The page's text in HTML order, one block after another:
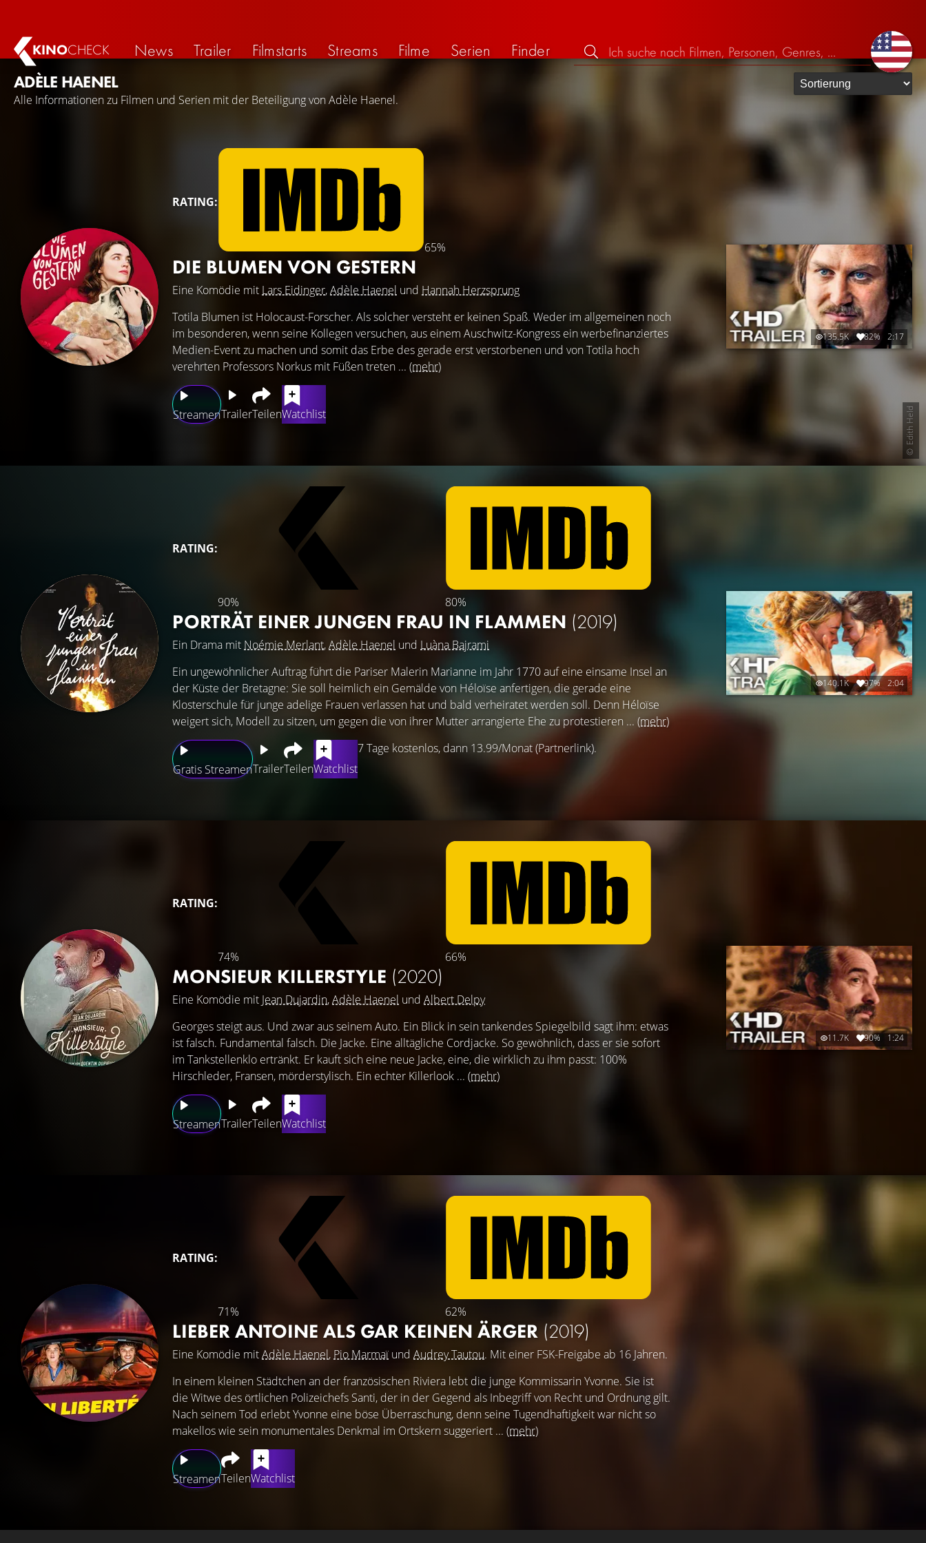
KINOCHECK News Trailer Filmstarts Streams Filme Serien
Finder
ADÈLE HAENEL
Alle Informationen zu Filmen und Serien mit der Beteiligung von Adèle Haenel.
Edith Held
RATING:
65%
DIE BLUMEN VON GESTERN
Eine Komödie mit Lars Eidinger,Adèle Haenel und Hannah Herzsprung
StreamenTrailerTeilenWatchlist
Totila Blumen ist Holocaust-Forscher. Als solcher versteht er keinen Spaß. Weder im allgemeinen noch
im besonderen, wenn seine Kollegen versuchen, aus einem Auschwitz-Kongress ein werbefinanziertes
Medien-Event zu machen und somit das Erbe des gerade erst verstorbenen und von Totila hoch
verehrten Professors Norkus mit Füßen treten ... (mehr)
135.5K 82% 2:17
RATING:
90% 80%
PORTRÄT EINER JUNGEN FRAU IN FLAMMEN (2019)
Ein Drama mit Noémie Merlant,Adèle Haenel und Luàna Bajrami
Gratis StreamenTrailerTeilenWatchlist
7 Tage kostenlos, dann 13.99/Monat (Partnerlink).
Ein ungewöhnlicher Auftrag führt die Pariser Malerin Marianne im Jahr 1770 auf eine einsame Insel an
der Küste der Bretagne: Sie soll heimlich ein Gemälde von Héloïse anfertigen, die gerade eine
Klosterschule für junge adelige Frauen verlassen hat und bald verheiratet werden soll. Denn Héloïse
weigert sich, Modell zu sitzen, um gegen die von ihrer Mutter arrangierte Ehe zu protestieren ... (mehr)
140.1K 97% 2:04
RATING:
74% 66%
MONSIEUR KILLERSTYLE (2020)
Eine Komödie mit Jean Dujardin,Adèle Haenel und Albert Delpy
StreamenTrailerTeilenWatchlist
Georges steigt aus. Und zwar aus seinem Auto. Ein Blick in sein tankendes Spiegelbild sagt ihm: etwas
ist falsch. Fundamental falsch. Die Jacke. Eine alltägliche Cordjacke. So gewöhnlich, dass er sie sofort
im Tankstellenklo ertränkt. Er kauft sich eine neue Jacke, eine, die wirklich zu ihm passt: 100%
Hirschleder, Fransen, mörderstylisch. Ein echter Killerlook ... (mehr)
11.7K 90% 1:24
RATING:
71% 62%
LIEBER ANTOINE ALS GAR KEINEN ÄRGER(2019)
Eine Komödie mitAdèle Haenel, Pio Marmaï und Audrey Tautou. Mit einer FSK-Freigabe ab 16 Jahren.
StreamenTeilenWatchlist
In einem kleinen Städtchen an der französischen Riviera lebt die junge Kommissarin Yvonne. Sie ist
die Witwe des örtlichen Polizeichefs Santi, der in der Gegend als Inbegriff von Recht und Ordnung gilt.
Nach seinem Tod erlebt Yvonne eine böse Überraschung, denn seine Tugendhaftigkeit war nicht so
makellos wie sein monumentales Denkmal im Ortskern suggeriert ... (mehr)